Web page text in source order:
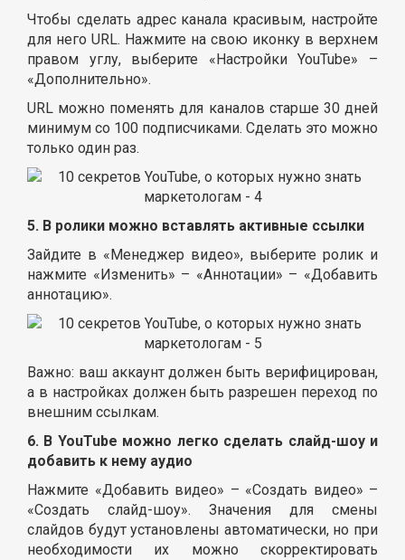
Чтобы сделать адрес канала красивым, настройте
для него URL. Нажмите на свою иконку в верхнем
правом углу, выберите «Настройки YouTube» –
«Дополнительно».
URL можно поменять для каналов старше 30 дней
минимум со 100 подписчиками. Сделать это можно
только один раз.
5. В ролики можно вставлять активные ссылки
Зайдите в «Менеджер видео», выберите ролик и
нажмите «Изменить» – «Аннотации» – «Добавить
аннотацию».
Важно: ваш аккаунт должен быть верифицирован,
а в настройках должен быть разрешен переход по
внешним ссылкам.
6. В YouTube можно легко сделать слайд-шоу и
добавить к нему аудио
Нажмите «Добавить видео» – «Создать видео» –
«Создать слайд-шоу». Значения для смены
слайдов будут установлены автоматически, но при
необходимости их можно скорректировать